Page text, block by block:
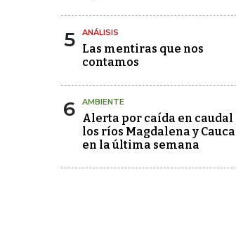
5 ANÁLISIS
Las mentiras que nos
contamos
6 AMBIENTE
Alerta por caída en caudal
los ríos Magdalena y Cauca
en la última semana